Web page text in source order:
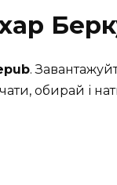
.
обирай і